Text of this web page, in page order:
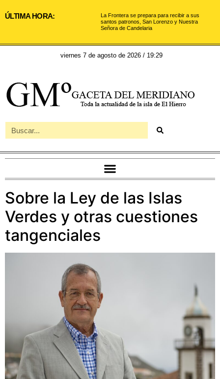
ÚLTIMA HORA:
La Frontera se prepara para recibir a sus
santos patronos, San Lorenzo y Nuestra
Señora de Candelaria
viernes 7 de agosto de 2026 / 19:29
Sobre la Ley de las Islas
Verdes y otras cuestiones
tangenciales